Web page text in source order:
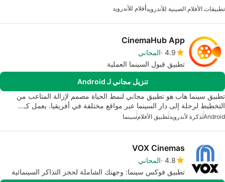
تطبيقات الأفلام الصينية للأندرويدأفلام للأندرويد
CinemaHub App
4.9 المجاني
تطبيق قبول السينما العملية
تنزيل مجاني لـ Android
تطبيق سينما هاب هو تطبيق مجاني لنمط الحياة مصمم لإزالة المتاعب من
التخطيط لرحلة إلى دار السينما عبر مواقع مختلفة في أفريقيا. يعمل كـ…
Androidتذكرة لأندرويدتطبيق الأفلامسينما
VOX Cinemas
4.8 المجاني
تطبيق فوكس سينما: وجهتك الشاملة لحجز التذاكر السينمائية